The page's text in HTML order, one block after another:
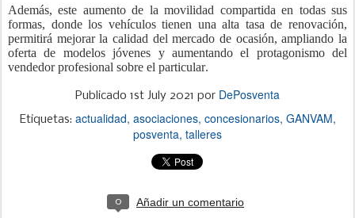
Además, este aumento de la movilidad compartida en todas sus
formas, donde los vehículos tienen una alta tasa de renovación,
permitirá mejorar la calidad del mercado de ocasión, ampliando la
oferta de modelos jóvenes y aumentando el protagonismo del
vendedor profesional sobre el particular.
Publicado 1st July 2021 por DePosventa
Etiquetas: actualidad asociaciones concesionarios GANVAM
posventa talleres
0 Añadir un comentario